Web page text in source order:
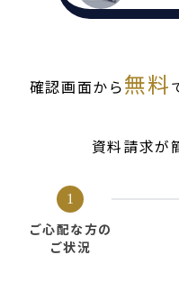
確認画面から無料
資料請求が
1
ご心配な方の
ご状況